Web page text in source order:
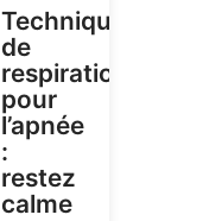
Techniques
de
respiration
pour
l’apnée
:
restez
calme